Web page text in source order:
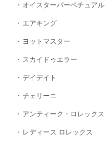
オイスターパーペチュアル
エアキング
ヨットマスター
スカイドゥエラー
デイデイト
チェリーニ
アンティーク・ロレックス
レディース ロレックス